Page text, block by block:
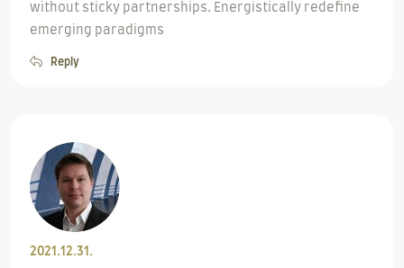
without sticky partnerships. Energistically redefine
emerging paradigms
Reply
2021.12.31.